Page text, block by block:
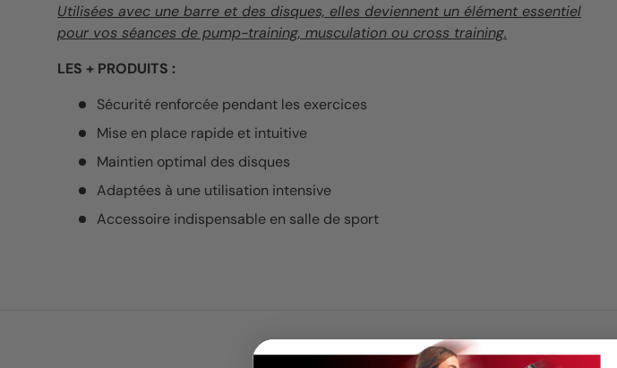
Utilisées avec une barre et des disques, elles deviennent un élément essentiel
pour vos séances de pump-training, musculation ou cross training.
LES + PRODUITS :
Sécurité renforcée pendant les exercices
Mise en place rapide et intuitive
Maintien optimal des disques
Adaptées à une utilisation intensive
Accessoire indispensable en salle de sport